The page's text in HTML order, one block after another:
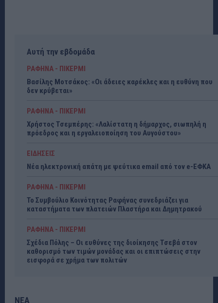
Αυτή την εβδομάδα
ΡΑΦΗΝΑ - ΠΙΚΕΡΜΙ
Βασίλης Μοτσάκος: «Οι άδειες καρέκλες και η ευθύνη που
δεν κρύβεται»
ΡΑΦΗΝΑ - ΠΙΚΕΡΜΙ
Χρήστος Τσεμπέρης: «Λαλίστατη η δήμαρχος, σιωπηλή η
πρόεδρος και η εργαλειοποίηση του Αυγούστου»
ΕΙΔΗΣΕΙΣ
Νέα ηλεκτρονική απάτη με ψεύτικα email από τον e-ΕΦΚΑ
ΡΑΦΗΝΑ - ΠΙΚΕΡΜΙ
Το Συμβούλιο Κοινότητας Ραφήνας συνεδριάζει για
καταστήματα των πλατειών Πλαστήρα και Δημητρακού
ΡΑΦΗΝΑ - ΠΙΚΕΡΜΙ
Σχέδια Πόλης – Οι ευθύνες της διοίκησης Τσεβά στον
καθορισμό των τιμών μονάδας και οι επιπτώσεις στην
εισφορά σε χρήμα των πολιτών
ΝΕΑ